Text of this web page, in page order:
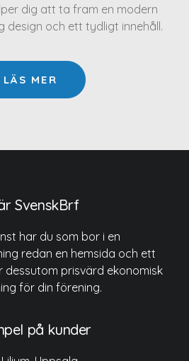
dig att ta fram en modern
design och ett tydligt innehåll.
LÄS MER
SvenskBrf
har du som bor i en
redan en hemsida och ett
dessutom prisvärd ekonomisk
för din förening.
på kunder